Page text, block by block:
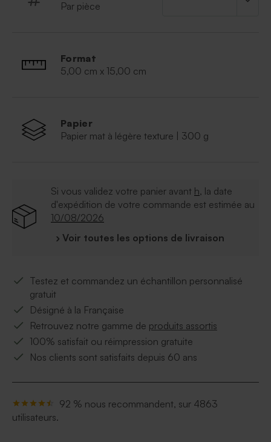
dragées.
Par pièce
Format
5,00 cm x 15,00 cm
Papier
Papier mat à légère texture | 300 g
Si vous validez votre panier avant h, la date
d'expédition de votre commande est estimée au
10/08/2026
› Voir toutes les options de livraison
Testez et commandez un échantillon personnalisé
gratuit
Désigné à la Française
Retrouvez notre gamme de produits assortis
100% satisfait ou réimpression gratuite
Nos clients sont satisfaits depuis 60 ans
92 % nous recommandent, sur 4863
utilisateurs.